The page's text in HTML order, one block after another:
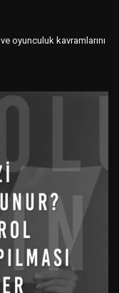
oyunculuk kavramlarını